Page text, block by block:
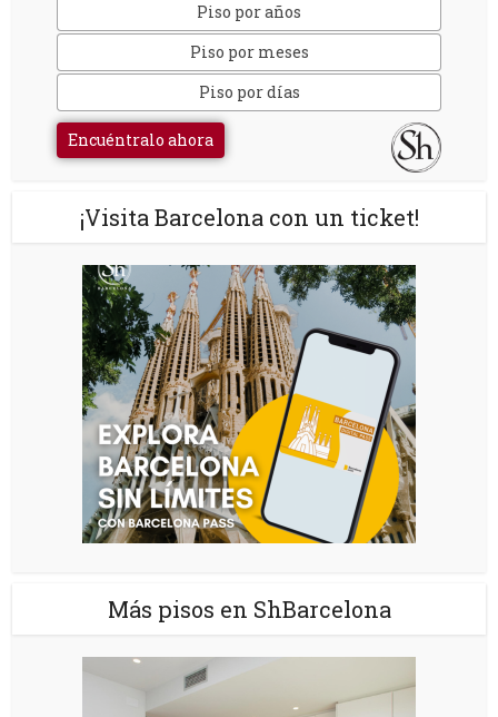
Piso por años
Piso por meses
Piso por días
Encuéntralo ahora
¡Visita Barcelona con un ticket!
Más pisos en ShBarcelona